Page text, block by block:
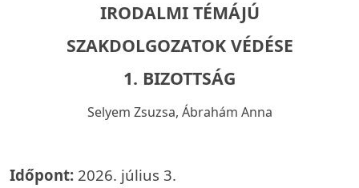
IRODALMI TÉMÁJÚ
SZAKDOLGOZATOK VÉDÉSE
1. BIZOTTSÁG
Selyem Zsuzsa, Ábrahám Anna
Időpont: 2026. július 3.